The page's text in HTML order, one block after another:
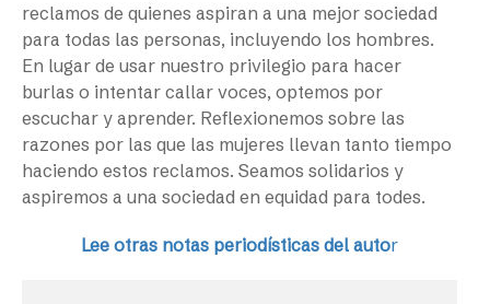
reclamos de quienes aspiran a una mejor sociedad
para todas las personas, incluyendo los hombres.
En lugar de usar nuestro privilegio para hacer
burlas o intentar callar voces, optemos por
escuchar y aprender. Reflexionemos sobre las
razones por las que las mujeres llevan tanto tiempo
haciendo estos reclamos. Seamos solidarios y
aspiremos a una sociedad en equidad para todes.
Lee otras notas periodísticas del autor